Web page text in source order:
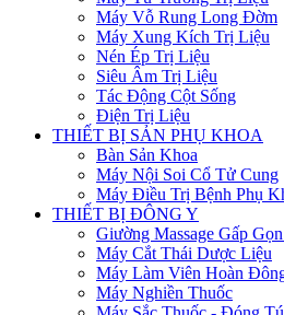
Máy Vỗ Rung Long Đờm
Máy Xung Kích Trị Liệu
Nén Ép Trị Liệu
Siêu Âm Trị Liệu
Tác Động Cột Sống
Điện Trị Liệu
THIẾT BỊ SẢN PHỤ KHOA
Bàn Sản Khoa
Máy Nội Soi Cổ Tử Cung
Máy Điều Trị Bệnh Phụ
THIẾT BỊ ĐÔNG Y
Giường Massage Gấp
Máy Cắt Thái Dược Liệu
Máy Làm Viên Hoàn
Máy Nghiền Thuốc